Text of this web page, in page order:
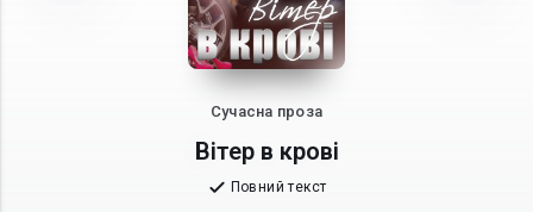
Сучасна проза
Вітер в крові
Повний текст